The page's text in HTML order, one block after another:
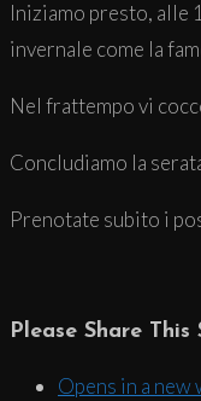
Iniziamo presto, alle
invernale come la
Nel frattempo vi
Concludiamo la
Prenotate subito i
Please Share This
Opens in a new